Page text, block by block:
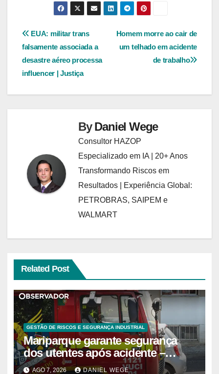
Navegação
de
Post
Homem morre ao cair de
um telhado em acidente
de trabalho
EUA: militar trans
falsamente associada a
desastre aéreo processa
influencer | Justiça
ByDaniel Wege
Consultor HAZOP
Especializado em IA | 20+ Anos
Transformando Riscos em
Resultados | Experiência Global:
PETROBRAS, SAIPEM e
WALMART
Related Post
GESTÃO DE RISCOS E SEGURANÇA INDUSTRIAL
Mariparque garante segurança
dos utentes após acidente –
Observador
AGO 7, 2026 DANIEL WEGE